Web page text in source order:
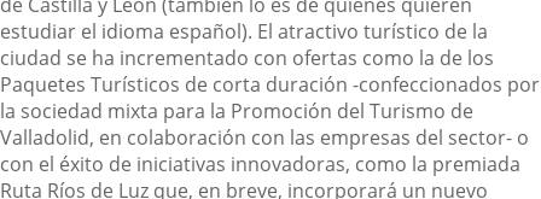
estudiar el idioma español). El atractivo turístico de la
ciudad se ha incrementado con ofertas como la de los
Paquetes Turísticos de corta duración -confeccionados por
la sociedad mixta para la Promoción del Turismo de
Valladolid, en colaboración con las empresas del sector- o
con el éxito de iniciativas innovadoras, como la premiada
Ruta Ríos de Luz que, en breve, incorporará un nuevo